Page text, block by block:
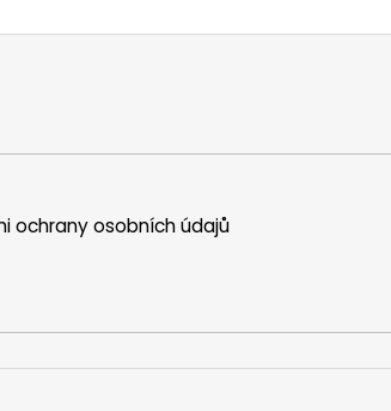
ochrany osobních údajů